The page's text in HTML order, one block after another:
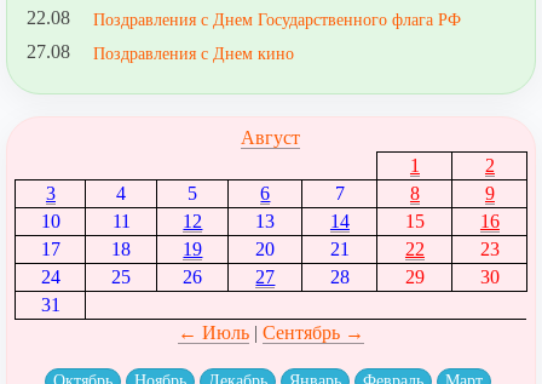
22.08 Поздравления с Днем Государственного флага РФ
27.08 Поздравления с Днем кино
Август
1
2
3
4 5 6 7 8
9
10
11 12 13 14 15
16
17
18 19 20 21 22
23
24
25 26 27 28 29
30
31
← Июль| Сентябрь →